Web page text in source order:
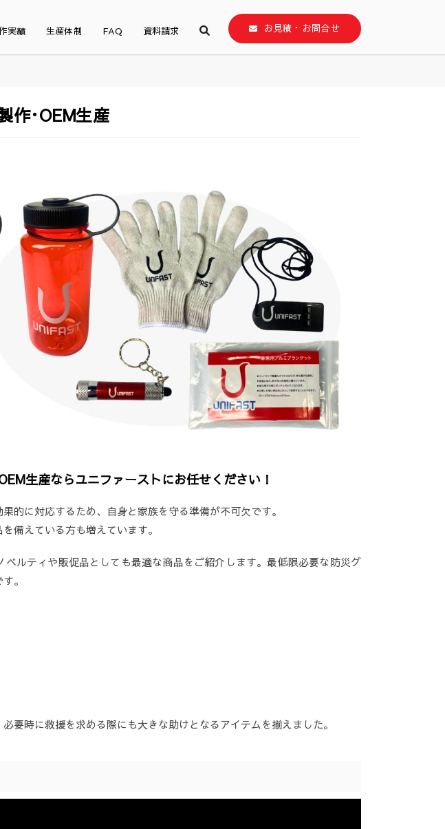
実績 生産体制 FAQ 資料請求 お見積・お問合せ
作･OEM生産
生産ならユニファーストにお任せください！
的に対応するため、自身と家族を守る準備が不可欠です。
備えている方も増えています。
ルティや販促品としても最適な商品をご紹介します。最低限必要な防災グ
。
要時に救援を求める際にも大きな助けとなるアイテムを揃えました。